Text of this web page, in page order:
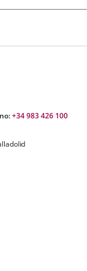
+34 983 426 100